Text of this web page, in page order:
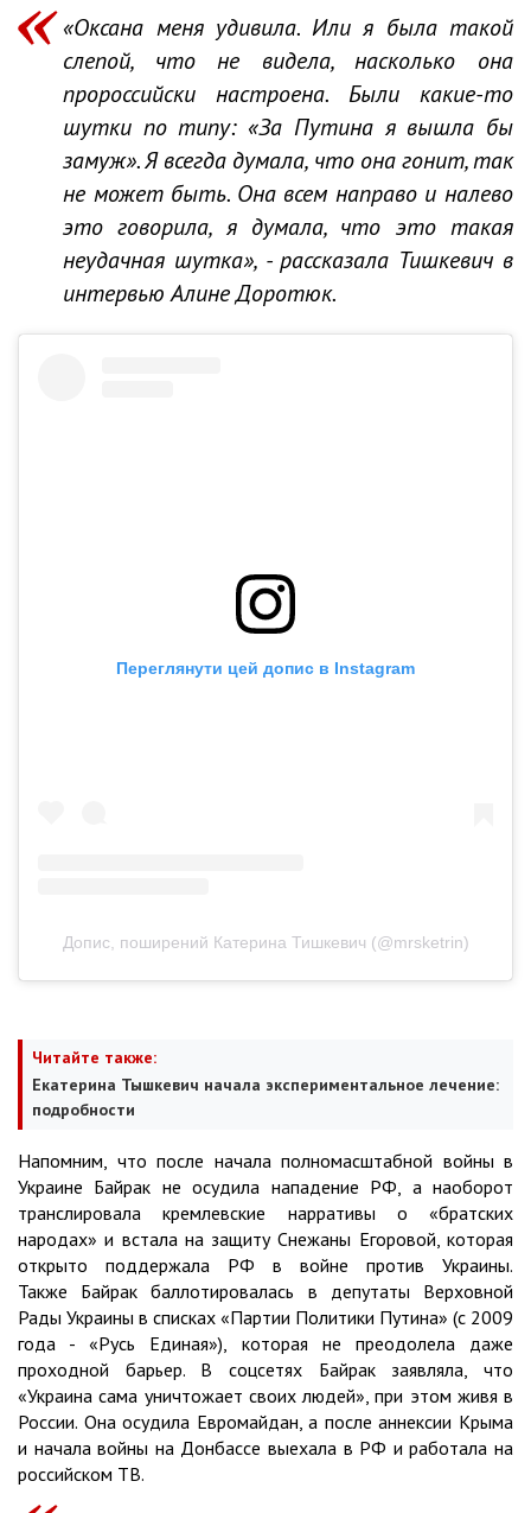
«Оксана меня удивила. Или я была такой
слепой, что не видела, насколько она
пророссийски настроена. Были какие-то
шутки по типу: «За Путина я вышла бы
замуж». Я всегда думала, что она гонит, так
не может быть. Она всем направо и налево
это говорила, я думала, что это такая
неудачная шутка», - рассказала Тишкевич в
интервью Алине Доротюк.
Переглянути цей допис в Instagram
Допис, поширений Катерина Тишкевич (@mrsketrin)
Читайте также:
Екатерина Тышкевич начала экспериментальное лечение:
подробности
Напомним, что после начала полномасштабной войны в
Украине Байрак не осудила нападение РФ, а наоборот
транслировала кремлевские нарративы о «братских
народах» и встала на защиту Снежаны Егоровой, которая
открыто поддержала РФ в войне против Украины.
Также Байрак баллотировалась в депутаты Верховной
Рады Украины в списках «Партии Политики Путина» (с 2009
года - «Русь Единая»), которая не преодолела даже
проходной барьер. В соцсетях Байрак заявляла, что
«Украина сама уничтожает своих людей», при этом живя в
России. Она осудила Евромайдан, а после аннексии Крыма
и начала войны на Донбассе выехала в РФ и работала на
российском ТВ.